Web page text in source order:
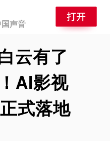
声音
云有了
AI影视
式落地